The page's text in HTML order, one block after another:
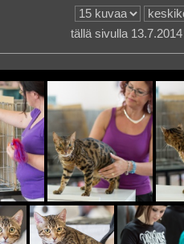
tällä sivulla